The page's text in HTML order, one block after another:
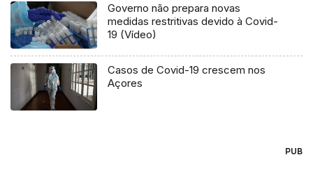
Governo não prepara novas
medidas restritivas devido à Covid-
19 (Vídeo)
Casos de Covid-19 crescem nos
Açores
PUB